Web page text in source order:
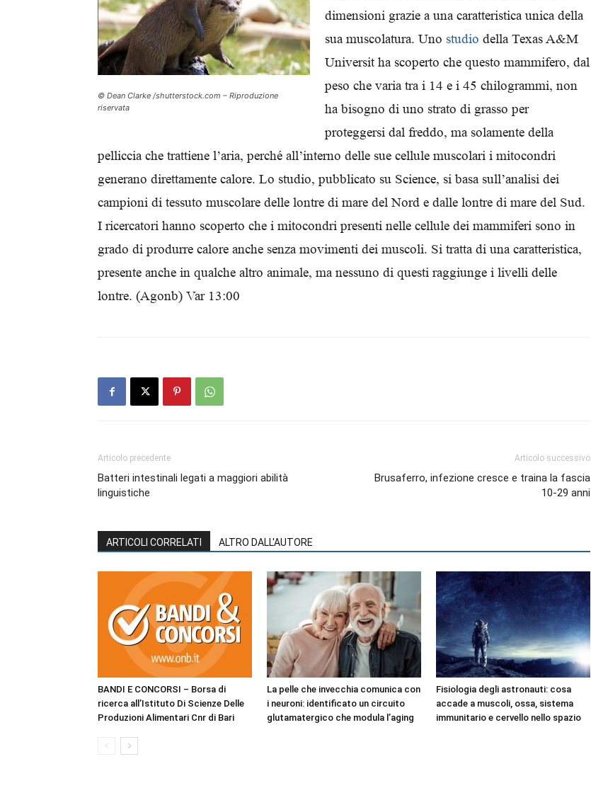
© Dean Clarke /shutterstock.com – Riproduzione
riservata
dimensioni grazie a una caratteristica unica della
sua muscolatura. Uno studio della Texas A&M
Universit ha scoperto che questo mammifero, dal
peso che varia tra i 14 e i 45 chilogrammi, non
ha bisogno di uno strato di grasso per
proteggersi dal freddo, ma solamente della
pelliccia che trattiene l’aria, perché all’interno delle sue cellule muscolari i mitocondri
generano direttamente calore. Lo studio, pubblicato su Science, si basa sull’analisi dei
campioni di tessuto muscolare delle lontre di mare del Nord e dalle lontre di mare del Sud.
I ricercatori hanno scoperto che i mitocondri presenti nelle cellule dei mammiferi sono in
grado di produrre calore anche senza movimenti dei muscoli. Si tratta di una caratteristica,
presente anche in qualche altro animale, ma nessuno di questi raggiunge i livelli delle
lontre. (Agonb) Var 13:00
Articolo precedente
Batteri intestinali legati a maggiori abilità
linguistiche
Articolo successivo
Brusaferro, infezione cresce e traina la fascia
10-29 anni
ARTICOLI CORRELATI ALTRO DALL'AUTORE
BANDI E CONCORSI – Borsa di
ricerca all’Istituto Di Scienze Delle
Produzioni Alimentari Cnr di Bari
La pelle che invecchia comunica con
i neuroni: identificato un circuito
glutamatergico che modula l’aging
Fisiologia degli astronauti: cosa
accade a muscoli, ossa, sistema
immunitario e cervello nello spazio